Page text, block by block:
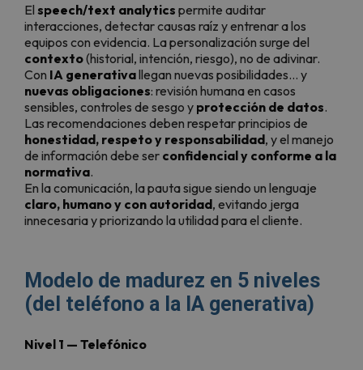
El speech/text analytics permite auditar
interacciones, detectar causas raíz y entrenar a los
equipos con evidencia. La personalización surge del
contexto(historial, intención, riesgo), no de adivinar.
Con IA generativallegan nuevas posibilidades… y
nuevas obligaciones: revisión humana en casos
sensibles, controles de sesgo y protección de datos.
Las recomendaciones deben respetar principios de
honestidad, respeto y responsabilidad, y el manejo
de información debe ser confidencial y conforme a la
normativa.
En la comunicación, la pauta sigue siendo un lenguaje
claro, humano y con autoridad, evitando jerga
innecesaria y priorizando la utilidad para el cliente.
Modelo de madurez en 5 niveles
(del teléfono a la IA generativa)
Nivel 1 — Telefónico